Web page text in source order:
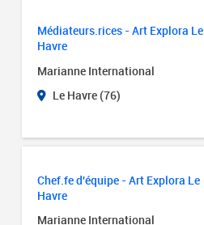
Médiateurs.rices - Art Explora Le
Havre
Marianne International
Le Havre (76)
Chef.fe d'équipe - Art Explora Le
Havre
Marianne International